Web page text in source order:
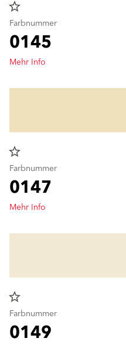
star_border
Farbnummer
0145
Mehr Info
star_border
Farbnummer
0147
Mehr Info
star_border
Farbnummer
0149